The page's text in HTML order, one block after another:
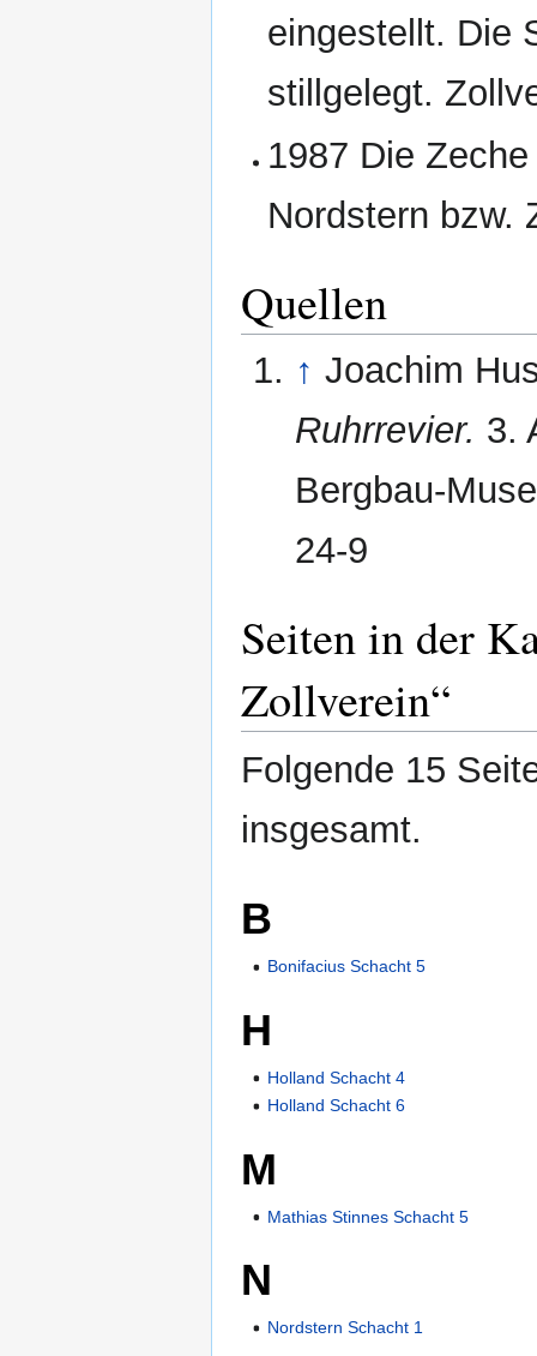
eingestellt. Die
stillgelegt.
1987 Die
Nordstern bzw.
Quellen
↑ Joachim
Ruhrrevier. 3.
Bergbau-
24-9
Seiten in der
Zollverein“
Folgende 15
insgesamt.
B
Bonifacius Schacht 5
H
Holland Schacht 4
Holland Schacht 6
M
Mathias Stinnes Schacht 5
N
Nordstern Schacht 1